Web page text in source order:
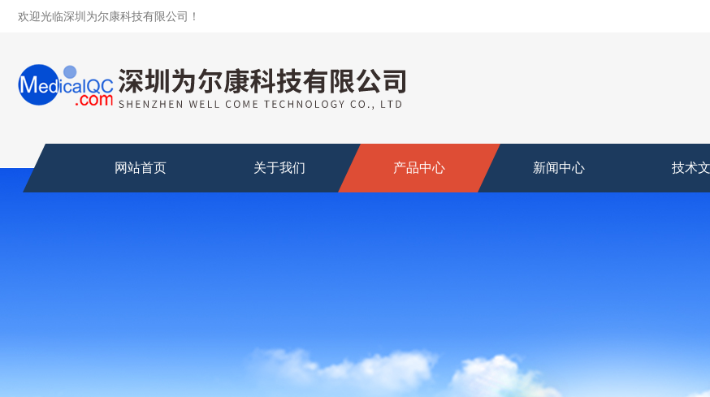
欢迎光临深圳为尔康科技有限公司！
网站首页 关于我们 产品中心 新闻中心 技术